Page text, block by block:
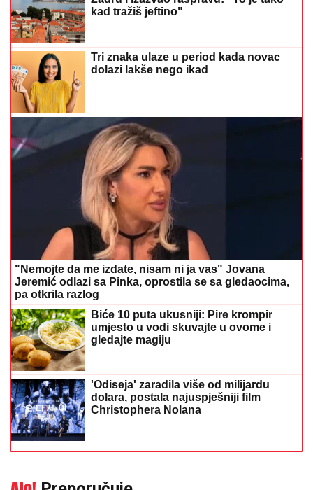
kad tražiš jeftino"
Tri znaka ulaze u period kada novac
dolazi lakše nego ikad
"Nemojte da me izdate, nisam ni ja vas" Jovana
Jeremić odlazi sa Pinka, oprostila se sa gledaocima,
pa otkrila razlog
Biće 10 puta ukusniji: Pire krompir
umjesto u vodi skuvajte u ovome i
gledajte magiju
'Odiseja' zaradila više od milijardu
dolara, postala najuspješniji film
Christophera Nolana